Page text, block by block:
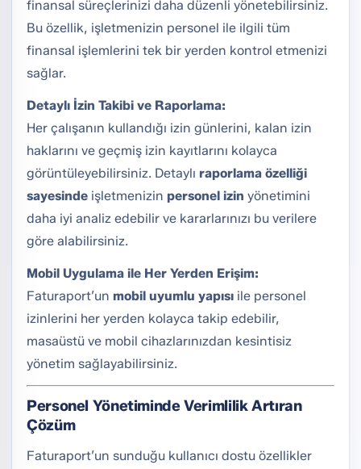
finansal süreçlerinizi daha düzenli yönetebilirsiniz.
Bu özellik, işletmenizin personel ile ilgili tüm
finansal işlemlerini tek bir yerden kontrol etmenizi
sağlar.
Detaylı İzin Takibi ve Raporlama:
Her çalışanın kullandığı izin günlerini, kalan izin
haklarını ve geçmiş izin kayıtlarını kolayca
görüntüleyebilirsiniz. Detaylı raporlama özelliği
sayesinde işletmenizin personel izin yönetimini
daha iyi analiz edebilir ve kararlarınızı bu verilere
göre alabilirsiniz.
Mobil Uygulama ile Her Yerden Erişim:
Faturaport’un mobil uyumlu yapısı ile personel
izinlerini her yerden kolayca takip edebilir,
masaüstü ve mobil cihazlarınızdan kesintisiz
yönetim sağlayabilirsiniz.
Personel Yönetiminde Verimlilik Artıran
Çözüm
Faturaport’un sunduğu kullanıcı dostu özellikler